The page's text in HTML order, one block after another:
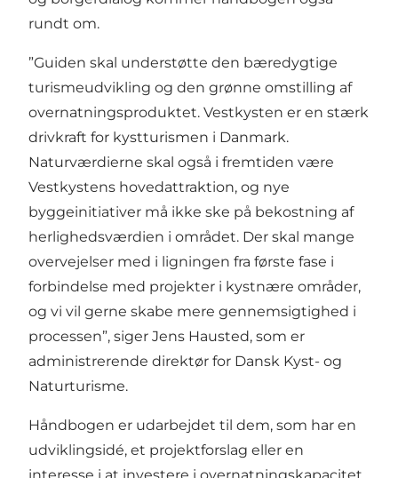
rundt om.
”Guiden skal understøtte den bæredygtige
turismeudvikling og den grønne omstilling af
overnatningsproduktet. Vestkysten er en stærk
drivkraft for kystturismen i Danmark.
Naturværdierne skal også i fremtiden være
Vestkystens hovedattraktion, og nye
byggeinitiativer må ikke ske på bekostning af
herlighedsværdien i området. Der skal mange
overvejelser med i ligningen fra første fase i
forbindelse med projekter i kystnære områder,
og vi vil gerne skabe mere gennemsigtighed i
processen”, siger Jens Hausted, som er
administrerende direktør for Dansk Kyst- og
Naturturisme.
Håndbogen er udarbejdet til dem, som har en
udviklingsidé, et projektforslag eller en
interesse i at investere i overnatningskapacitet